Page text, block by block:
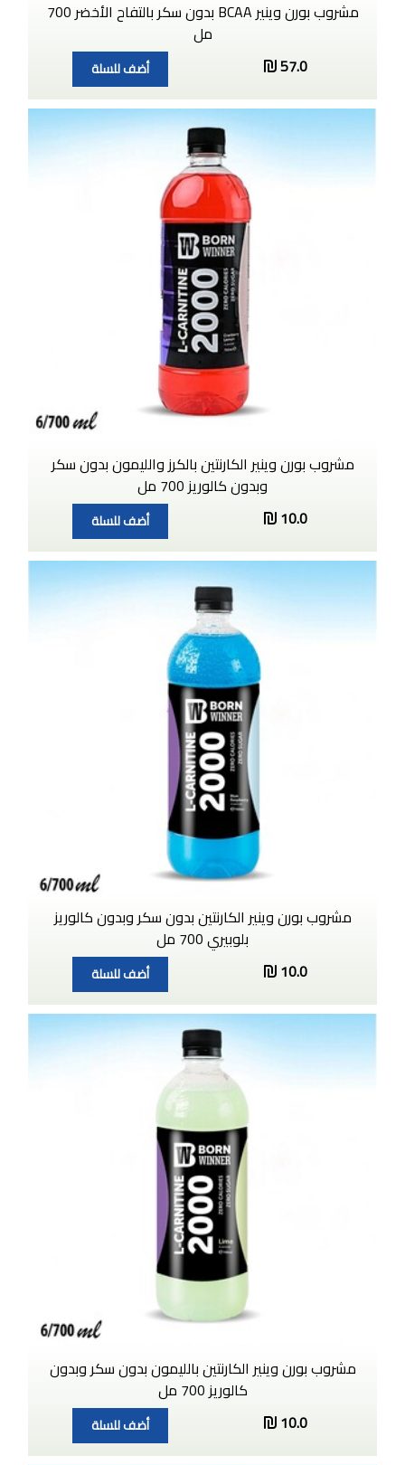
مشروب بورن وينير BCAA بدون سكر بالتفاح الأخضر 700
مل
57.0
أضف للسلة
مشروب بورن وينير الكارنتين بالكرز والليمون بدون سكر
وبدون كالوريز 700 مل
10.0
أضف للسلة
مشروب بورن وينير الكارنتين بدون سكر وبدون كالوريز
بلوبيري 700 مل
10.0
أضف للسلة
مشروب بورن وينير الكارنتين بالليمون بدون سكر وبدون
كالوريز 700 مل
10.0
أضف للسلة